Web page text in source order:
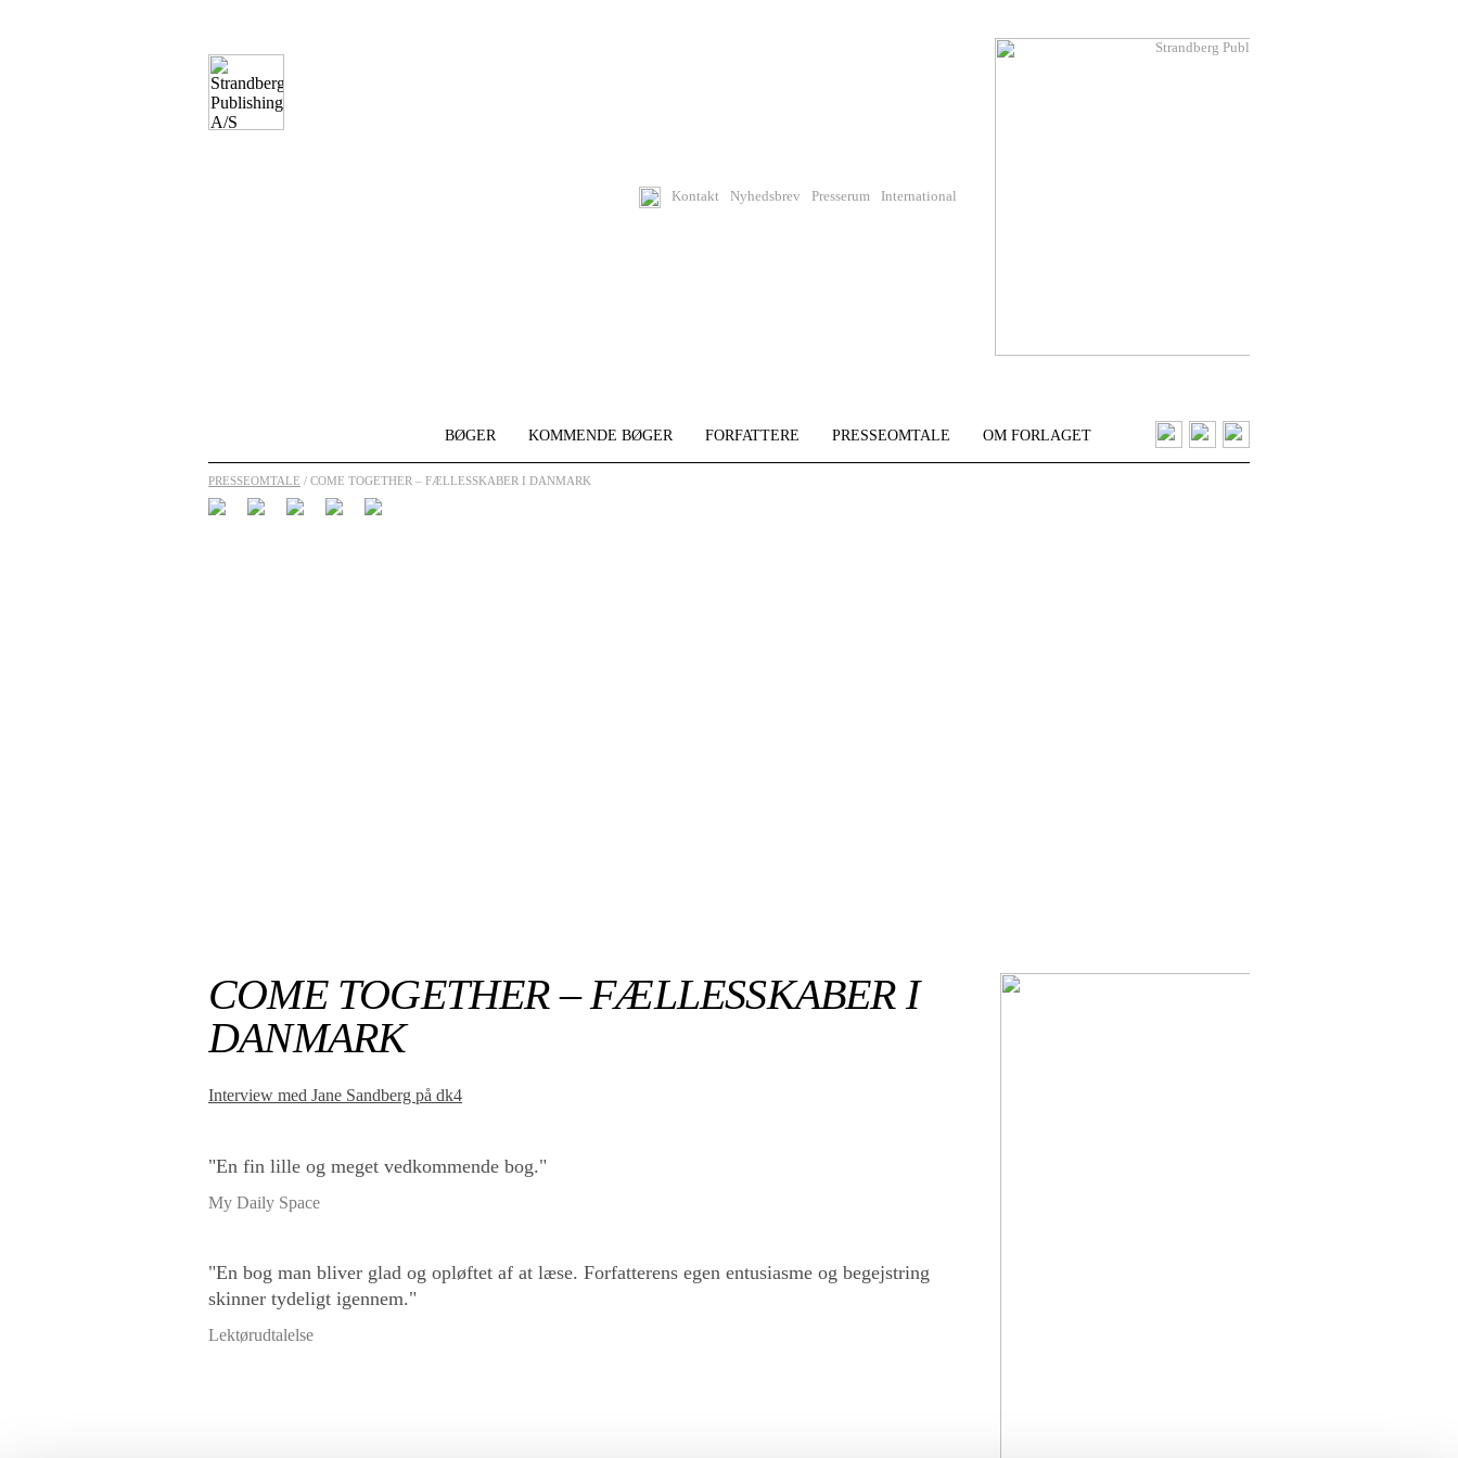
Kontakt Nyhedsbrev Presserum International
BØGER KOMMENDE BØGER FORFATTERE PRESSEOMTALE OM FORLAGET
PRESSEOMTALE / COME TOGETHER – FÆLLESSKABER I DANMARK
COME TOGETHER – FÆLLESSKABER I
DANMARK
Interview med Jane Sandberg på dk4
"En fin lille og meget vedkommende bog."
My Daily Space
"En bog man bliver glad og opløftet af at læse. Forfatterens egen entusiasme og begejstring
skinner tydeligt igennem."
Lektørudtalelse